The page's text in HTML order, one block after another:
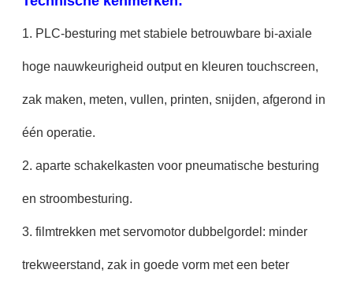
1. PLC-besturing met stabiele betrouwbare bi-axiale
hoge nauwkeurigheid output en kleuren touchscreen,
zak maken, meten, vullen, printen, snijden, afgerond in
één operatie.
2. aparte schakelkasten voor pneumatische besturing
en stroombesturing.
3. filmtrekken met servomotor dubbelgordel: minder
trekweerstand, zak in goede vorm met een beter